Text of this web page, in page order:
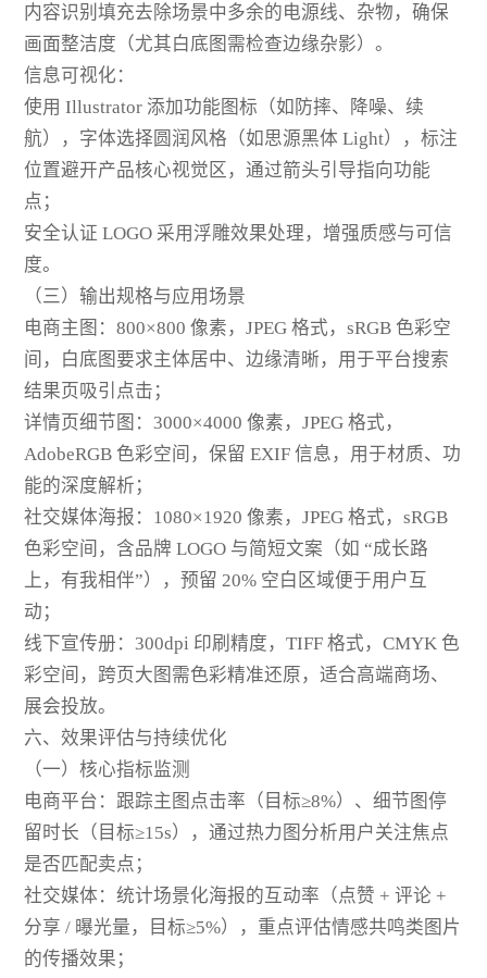
内容识别填充去除场景中多余的电源线、杂物，确保
画面整洁度（尤其白底图需检查边缘杂影）。
信息可视化：
使用 Illustrator 添加功能图标（如防摔、降噪、续
航），字体选择圆润风格（如思源黑体 Light），标注
位置避开产品核心视觉区，通过箭头引导指向功能
点；
安全认证 LOGO 采用浮雕效果处理，增强质感与可信
度。
（三）输出规格与应用场景
电商主图：800×800 像素，JPEG 格式，sRGB 色彩空
间，白底图要求主体居中、边缘清晰，用于平台搜索
结果页吸引点击；
详情页细节图：3000×4000 像素，JPEG 格式，
AdobeRGB 色彩空间，保留 EXIF 信息，用于材质、功
能的深度解析；
社交媒体海报：1080×1920 像素，JPEG 格式，sRGB
色彩空间，含品牌 LOGO 与简短文案（如 “成长路
上，有我相伴”），预留 20% 空白区域便于用户互
动；
线下宣传册：300dpi 印刷精度，TIFF 格式，CMYK 色
彩空间，跨页大图需色彩精准还原，适合高端商场、
展会投放。
六、效果评估与持续优化
（一）核心指标监测
电商平台：跟踪主图点击率（目标≥8%）、细节图停
留时长（目标≥15s），通过热力图分析用户关注焦点
是否匹配卖点；
社交媒体：统计场景化海报的互动率（点赞 + 评论 +
分享 / 曝光量，目标≥5%），重点评估情感共鸣类图片
的传播效果；